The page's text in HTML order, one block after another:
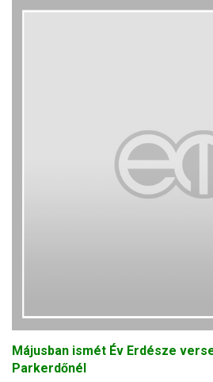
Májusban ismét Év Erdésze
Parkerdőnél